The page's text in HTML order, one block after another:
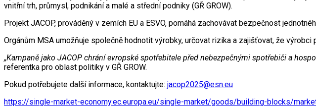
vnitřní trh, průmysl, podnikání a malé a střední podniky (GŘ GROW).
Projekt JACOP, prováděný v zemích EU a ESVO, pomáhá zachovávat bezpečnost
Orgánům MSA umožňuje společně hodnotit výrobky, určovat rizika a zajišťovat, že
„Kampaně jako JACOP chrání evropské spotřebitele před nebezpečnými spotřebiči a
referentka pro oblast politiky v GŘ GROW.
Pokud potřebujete další informace, kontaktujte: jacop2025@esn.eu
https://single-market-economy.ec.europa.eu/single-market/goods/building-blocks/